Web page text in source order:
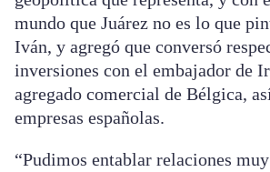
mundo que Juárez no es lo que
Iván, y agregó que conversó
inversiones con el embajador de
agregado comercial de Bélgica,
empresas españolas.
“Pudimos entablar relaciones